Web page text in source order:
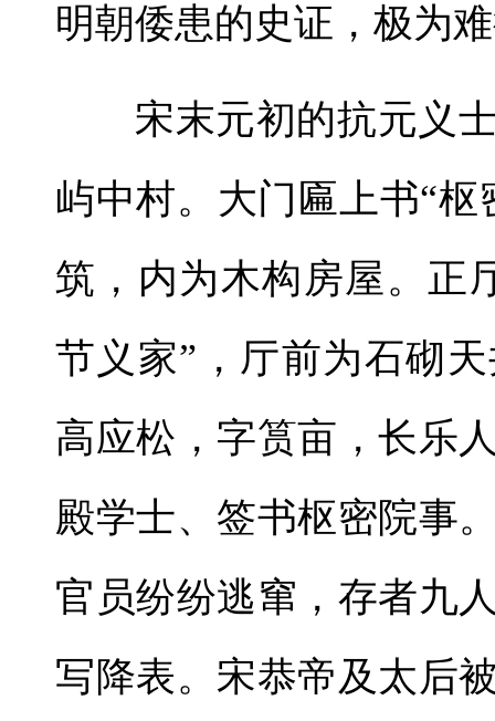
明朝倭患的史证，极为
宋末元初的抗元义
屿中村。大门匾上书“
筑，内为木构房屋。正
节义家”，厅前为石砌
高应松，字筼亩，长乐
殿学士、签书枢密院事
官员纷纷逃窜，存者九
写降表。宋恭帝及太后